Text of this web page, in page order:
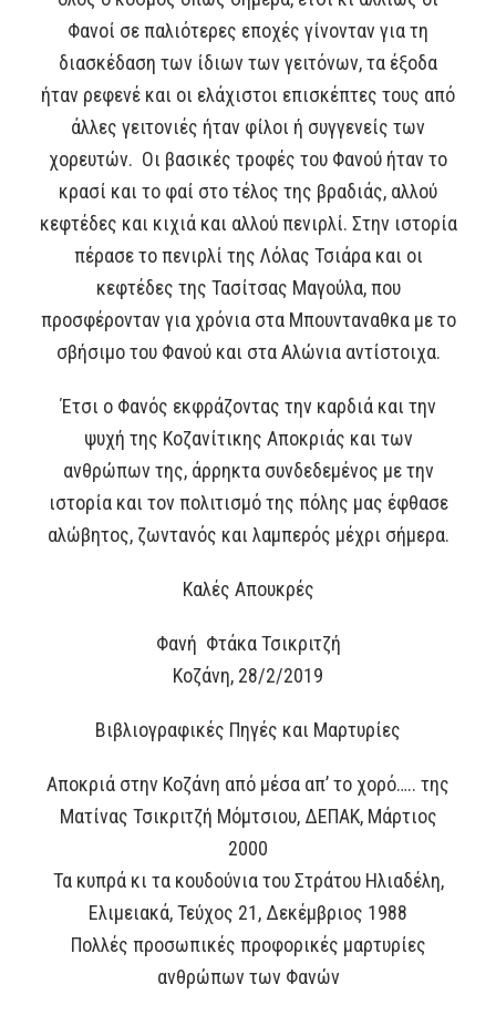
Φανοί σε παλιότερες εποχές γίνονταν για τη
διασκέδαση των ίδιων των γειτόνων, τα έξοδα
ήταν ρεφενέ και οι ελάχιστοι επισκέπτες τους από
άλλες γειτονιές ήταν φίλοι ή συγγενείς των
χορευτών. Οι βασικές τροφές του Φανού ήταν το
κρασί και το φαί στο τέλος της βραδιάς, αλλού
κεφτέδες και κιχιά και αλλού πενιρλί. Στην ιστορία
πέρασε το πενιρλί της Λόλας Τσιάρα και οι
κεφτέδες της Τασίτσας Μαγούλα, που
προσφέρονταν για χρόνια στα Μπουνταναθκα με το
σβήσιμο του Φανού και στα Αλώνια αντίστοιχα.
Έτσι ο Φανός εκφράζοντας την καρδιά και την
ψυχή της Κοζανίτικης Αποκριάς και των
ανθρώπων της, άρρηκτα συνδεδεμένος με την
ιστορία και τον πολιτισμό της πόλης μας έφθασε
αλώβητος, ζωντανός και λαμπερός μέχρι σήμερα.
Καλές Απουκρές
Φανή Φτάκα Τσικριτζή
Κοζάνη, 28/2/2019
Βιβλιογραφικές Πηγές και Μαρτυρίες
Αποκριά στην Κοζάνη από μέσα απ’ το χορό….. της
Ματίνας Τσικριτζή Μόμτσιου, ΔΕΠΑΚ, Μάρτιος
2000
Τα κυπρά κι τα κουδούνια του Στράτου Ηλιαδέλη,
Ελιμειακά, Τεύχος 21, Δεκέμβριος 1988
Πολλές προσωπικές προφορικές μαρτυρίες
ανθρώπων των Φανών